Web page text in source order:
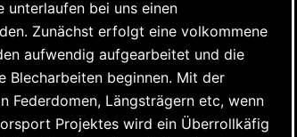
unterlaufen bei uns einen
Zunächst erfolgt eine volkommene
aufwendig aufgearbeitet und die
Blecharbeiten beginnen. Mit der
Federdomen, Längsträgern etc, wenn
Projektes wird ein Überrollkäfig